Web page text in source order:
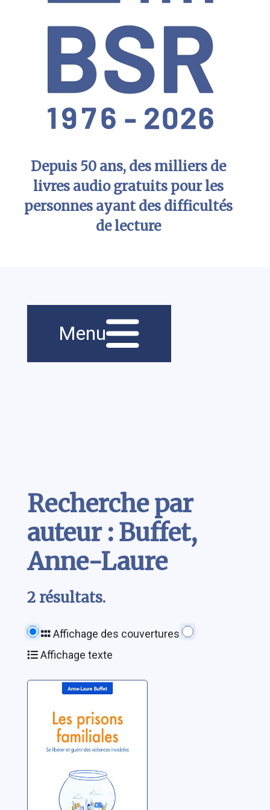
Depuis 50 ans, des milliers de
livres audio gratuits pour les
personnes ayant des difficultés
de lecture
principale
Menu
Recherche par
auteur : Buffet,
Anne-Laure
2 résultats.
Affichage des couvertures
Affichage texte
Les prisons
familiales: se
libérer et guérir
des violences
Buffet, Anne-Laure